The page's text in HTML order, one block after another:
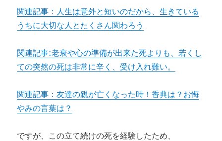
関連記事：人生は意外と短いのだから、生きている
うちに大切な人とたくさん関わろう
関連記事:老衰や心の準備が出来た死よりも、若くし
ての突然の死は非常に辛く、受け入れ難い。
関連記事：友達の親が亡くなった時！香典は？お悔
やみの言葉は？
ですが、この立て続けの死を経験したため、